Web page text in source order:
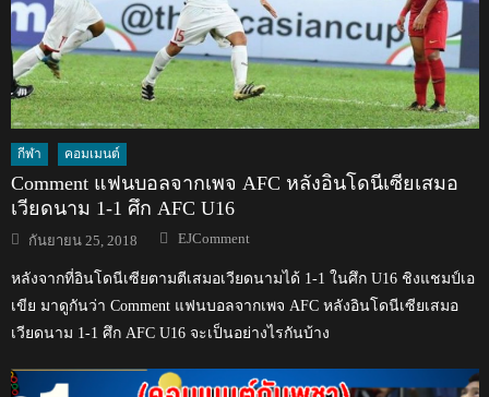
กีฬา คอมเมนต์
Comment แฟนบอลจากเพจ AFC หลังอินโดนีเซียเสมอ
เวียดนาม 1-1 ศึก AFC U16
Posted
on
กันยายน 25, 2018 Author
EJComment
หลังจากที่อินโดนีเซียตามตีเสมอเวียดนามได้ 1-1 ในศึก U16 ชิงแชมป์เอ
เขีย มาดูกันว่า Comment แฟนบอลจากเพจ AFC หลังอินโดนีเซียเสมอ
เวียดนาม 1-1 ศึก AFC U16 จะเป็นอย่างไรกันบ้าง